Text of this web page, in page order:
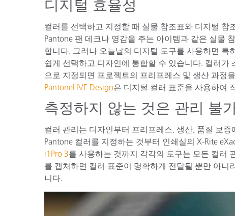
디지털 효율성
컬러를 선택하고 지정할 때 실물 참조표와 디지털
Pantone 팬 데크나 영감을 주는 아이템과 같은 실물
합니다. 그러나 오늘날의 디지털 도구를 사용하면
쉽게 선택하고 디자인에 통합할 수 있습니다. 컬러
으로 지정되면 프로젝트의 프리프레스 및 생산 과정
PantoneLIVE Design은 디지털 컬러 표준을 사용하여
측정하지 않는 것은 관리 불
컬러 관리는 디자인부터 프리프레스, 생산, 품질 보
Pantone 컬러를 지정하는 것부터 인쇄실의 X-Rite
i1Pro 3를 사용하는 것까지 각각의 도구는 모든 컬러
를 캡처하면 컬러 표준이 명확하게 전달될 뿐만 아
니다.